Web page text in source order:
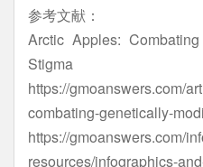
参考文献：
Arctic Apples:
Stigma
https://gmoanswers.com/
combating-genetically-
https://gmoanswers.com/
resources/infographics-